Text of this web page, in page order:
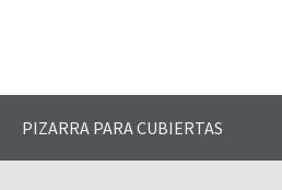
CUPA
PIZARRA PARA CUBIERTAS